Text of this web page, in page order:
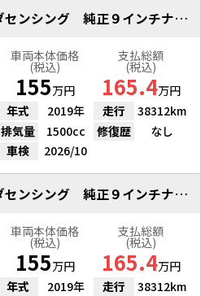
フリードＨＶ Ｇ ホンダセンシング 純正９インチナビ 雹凹
車両本体価格
(税込)
155万円
支払総額
(税込)
165.4万円
年式
2019年 走行
38312km
排気量
1500cc 修復歴
なし
車検
2026/10
フリードＨＶ Ｇ ホンダセンシング 純正９インチナビ 雹凹
車両本体価格
(税込)
155万円
支払総額
(税込)
165.4万円
年式
2019年 走行
38312km